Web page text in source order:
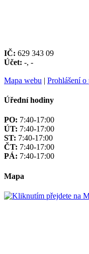
IČ: 629 343 09
Účet: -, -
Mapa webu | Prohlášení o
Úřední hodiny
PO: 7:40-17:00
ÚT: 7:40-17:00
ST: 7:40-17:00
ČT: 7:40-17:00
PÁ: 7:40-17:00
Mapa